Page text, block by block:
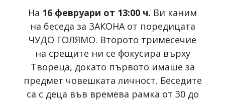
На 16 февруари от 13:00 ч. Ви каним
на беседа за ЗАКОНА от поредицата
ЧУДО ГОЛЯМО. Второто тримесечие
на срещите ни се фокусира върху
Твореца, докато първото имаше за
предмет човешката личност. Беседите
са с деца във времева рамка от 30 до